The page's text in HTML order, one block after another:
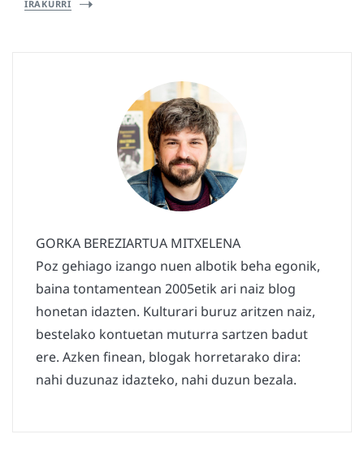
IRAKURRI
GORKA BEREZIARTUA MITXELENA
Poz gehiago izango nuen albotik beha egonik,
baina tontamentean 2005etik ari naiz blog
honetan idazten. Kulturari buruz aritzen naiz,
bestelako kontuetan muturra sartzen badut
ere. Azken finean, blogak horretarako dira:
nahi duzunaz idazteko, nahi duzun bezala.